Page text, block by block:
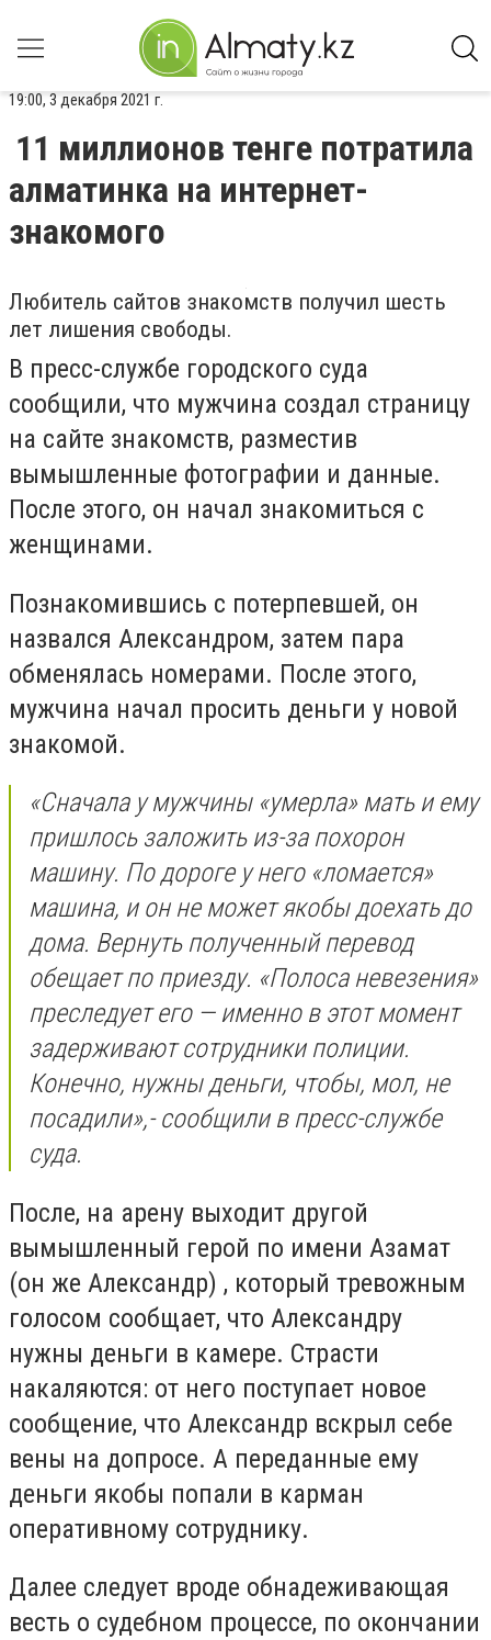
19:00, 3 декабря 2021 г.
11 миллионов тенге потратила
алматинка на интернет-
знакомого
Любитель сайтов знакомств получил шесть
лет лишения свободы.
В пресс-службе городского суда
сообщили, что мужчина создал страницу
на сайте знакомств, разместив
вымышленные фотографии и данные.
После этого, он начал знакомиться с
женщинами.
Познакомившись с потерпевшей, он
назвался Александром, затем пара
обменялась номерами. После этого,
мужчина начал просить деньги у новой
знакомой.
«Сначала у мужчины «умерла» мать и ему
пришлось заложить из-за похорон
машину. По дороге у него «ломается»
машина, и он не может якобы доехать до
дома. Вернуть полученный перевод
обещает по приезду. «Полоса невезения»
преследует его — именно в этот момент
задерживают сотрудники полиции.
Конечно, нужны деньги, чтобы, мол, не
посадили»,- сообщили в пресс-службе
суда.
После, на арену выходит другой
вымышленный герой по имени Азамат
(он же Александр) , который тревожным
голосом сообщает, что Александру
нужны деньги в камере. Страсти
накаляются: от него поступает новое
сообщение, что Александр вскрыл себе
вены на допросе. А переданные ему
деньги якобы попали в карман
оперативному сотруднику.
Далее следует вроде обнадеживающая
весть о судебном процессе, по окончании